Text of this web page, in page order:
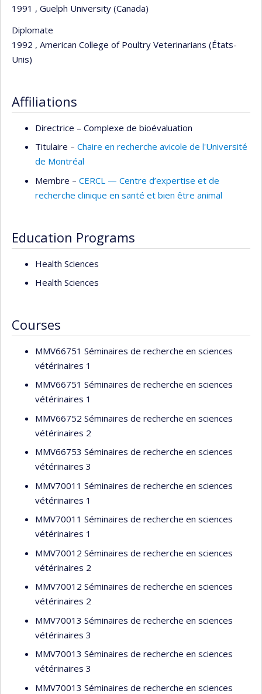
1991 , Guelph University (Canada)
Diplomate
1992 , American College of Poultry Veterinarians (États-
Unis)
Affiliations
Directrice – Complexe de bioévaluation
Titulaire – Chaire en recherche avicole de l'Université
de Montréal
Membre – CERCL — Centre d’expertise et de
recherche clinique en santé et bien être animal
Education Programs
Health Sciences
Health Sciences
Courses
MMV66751 Séminaires de recherche en sciences
vétérinaires 1
MMV66751 Séminaires de recherche en sciences
vétérinaires 1
MMV66752 Séminaires de recherche en sciences
vétérinaires 2
MMV66753 Séminaires de recherche en sciences
vétérinaires 3
MMV70011 Séminaires de recherche en sciences
vétérinaires 1
MMV70011 Séminaires de recherche en sciences
vétérinaires 1
MMV70012 Séminaires de recherche en sciences
vétérinaires 2
MMV70012 Séminaires de recherche en sciences
vétérinaires 2
MMV70013 Séminaires de recherche en sciences
vétérinaires 3
MMV70013 Séminaires de recherche en sciences
vétérinaires 3
MMV70013 Séminaires de recherche en sciences